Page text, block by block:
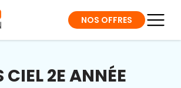
NOS OFFRES
CIEL 2E ANNÉE